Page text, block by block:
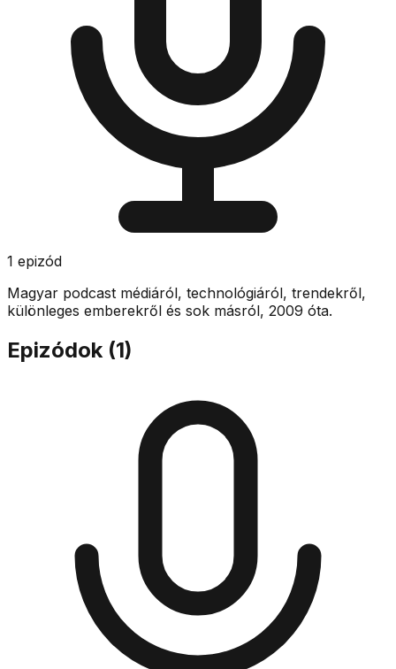
1 epizód
Magyar podcast médiáról, technológiáról, trendekről,
különleges emberekről és sok másról, 2009 óta.
Epizódok (1)